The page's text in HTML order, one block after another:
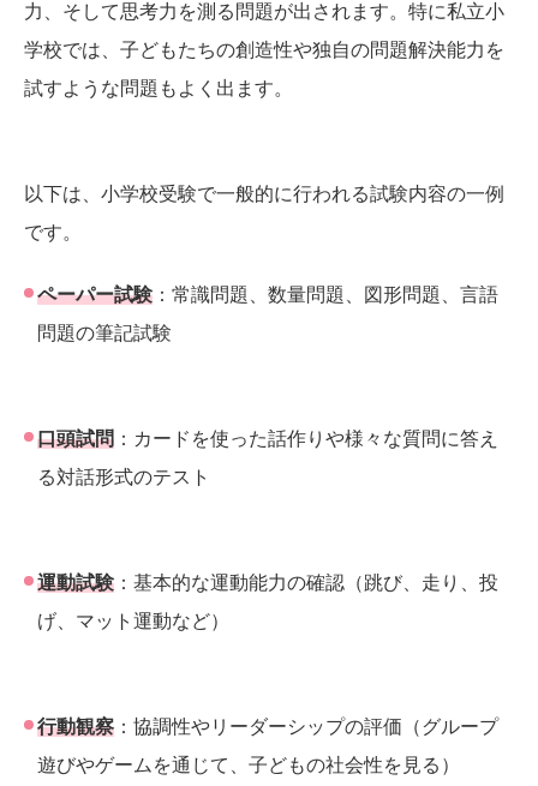
力、そして思考力を測る問題が出されます。特に私立小
学校では、子どもたちの創造性や独自の問題解決能力を
試すような問題もよく出ます。
以下は、小学校受験で一般的に行われる試験内容の一例
です。
ペーパー試験 ：常識問題、数量問題、図形問題、言語
問題の筆記試験
口頭試問 ：カードを使った話作りや様々な質問に答え
る対話形式のテスト
運動試験 ：基本的な運動能力の確認（跳び、走り、投
げ、マット運動など）
行動観察 ：協調性やリーダーシップの評価（グループ
遊びやゲームを通じて、子どもの社会性を見る）